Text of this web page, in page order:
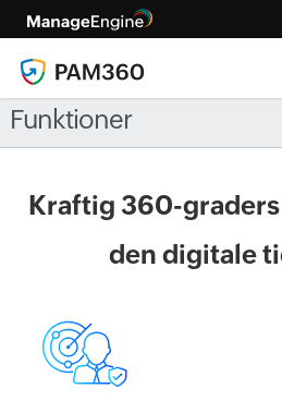
Funktioner
Kraftig 360-
den digitale